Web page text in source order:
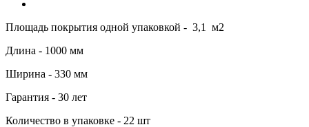
Площадь покрытия одной упаковкой - 3,1 м2
Длина - 1000 мм
Ширина - 330 мм
Гарантия - 30 лет
Количество в упаковке - 22 шт